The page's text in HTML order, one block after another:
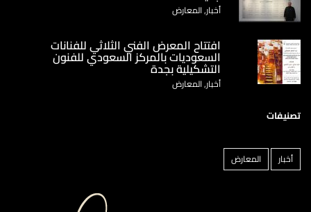
أخبار, المعارض
‏افتتاح المعرض الفني الثلاثي للفنانات
السعوديات بالمركز السعودي للفنون
التشكيلية بجدة
أخبار, المعارض
تصنيفات
أخبار المعارض